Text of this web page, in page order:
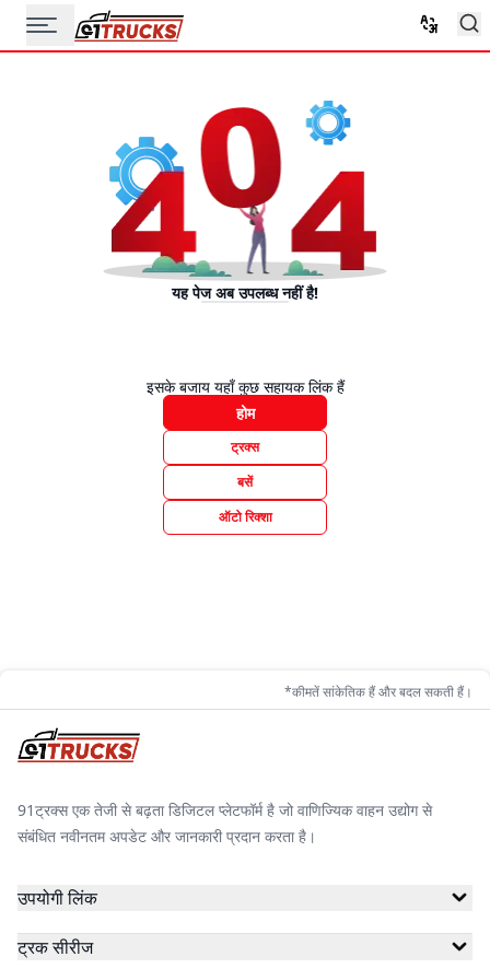
यह पेज अब उपलब्ध नहीं है!
इसके बजाय यहाँ कुछ सहायक लिंक हैं
होम
ट्रक्स
बसें
ऑटो रिक्शा
*कीमतें सांकेतिक हैं और बदल सकती हैं।
91ट्रक्स एक तेजी से बढ़ता डिजिटल प्लेटफॉर्म है जो वाणिज्यिक वाहन उद्योग से
संबंधित नवीनतम अपडेट और जानकारी प्रदान करता है।
उपयोगी लिंक
ट्रक सीरीज